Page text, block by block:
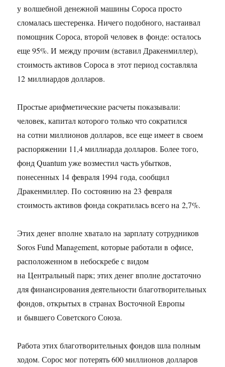
у волшебной денежной машины Сороса просто
сломалась шестеренка. Ничего подобного, настаивал
помощник Сороса, второй человек в фонде: осталось
еще 95%. И между прочим (вставил Дракенмиллер),
стоимость активов Сороса в этот период составляла
12 миллиардов долларов.
Простые арифметические расчеты показывали:
человек, капитал которого только что сократился
на сотни миллионов долларов, все еще имеет в своем
распоряжении 11,4 миллиарда долларов. Более того,
фонд Quantum уже возместил часть убытков,
понесенных 14 февраля 1994 года, сообщил
Дракенмиллер. По состоянию на 23 февраля
стоимость активов фонда сократилась всего на 2,7%.
Этих денег вполне хватало на зарплату сотрудников
Soros Fund Management, которые работали в офисе,
расположенном в небоскребе с видом
на Центральный парк; этих денег вполне достаточно
для финансирования деятельности благотворительных
фондов, открытых в странах Восточной Европы
и бывшего Советского Союза.
Работа этих благотворительных фондов шла полным
ходом. Сорос мог потерять 600 миллионов долларов